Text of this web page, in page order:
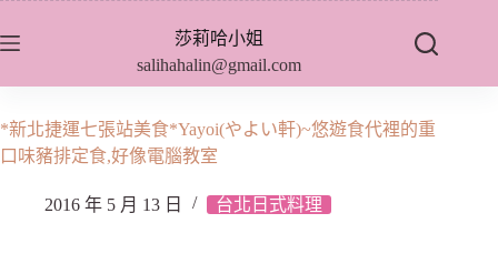
至
內
容
莎莉哈小姐
salihahalin@gmail.com
*新北捷運七張站美食*Yayoi(やよい軒)~悠遊食代裡的重
口味豬排定食,好像電腦教室
2016 年 5 月 13 日 台北日式料理